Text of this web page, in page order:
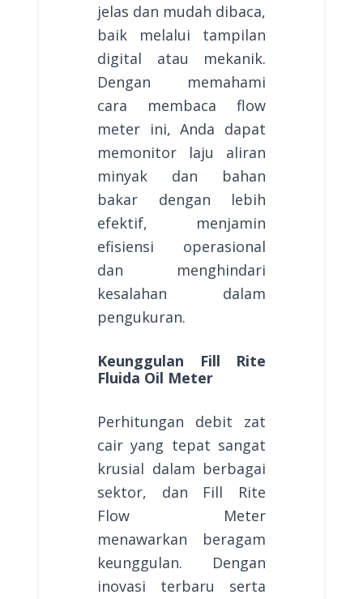
jelas dan mudah dibaca,
baik melalui tampilan
digital atau mekanik.
Dengan memahami
cara membaca flow
meter ini, Anda dapat
memonitor laju aliran
minyak dan bahan
bakar dengan lebih
efektif, menjamin
efisiensi operasional
dan menghindari
kesalahan dalam
pengukuran.
Keunggulan Fill Rite
Fluida Oil Meter
Perhitungan debit zat
cair yang tepat sangat
krusial dalam berbagai
sektor, dan Fill Rite
Flow Meter
menawarkan beragam
keunggulan. Dengan
inovasi terbaru serta